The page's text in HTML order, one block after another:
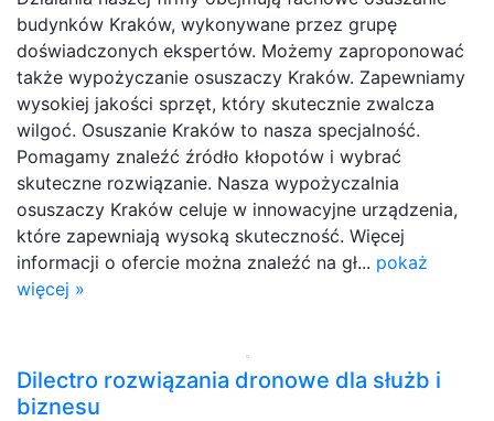
budynków Kraków, wykonywane przez grupę
doświadczonych ekspertów. Możemy zaproponować
także wypożyczanie osuszaczy Kraków. Zapewniamy
wysokiej jakości sprzęt, który skutecznie zwalcza
wilgoć. Osuszanie Kraków to nasza specjalność.
Pomagamy znaleźć źródło kłopotów i wybrać
skuteczne rozwiązanie. Nasza wypożyczalnia
osuszaczy Kraków celuje w innowacyjne urządzenia,
które zapewniają wysoką skuteczność. Więcej
informacji o ofercie można znaleźć na gł... pokaż
więcej »
Dilectro rozwiązania dronowe dla służb i
biznesu